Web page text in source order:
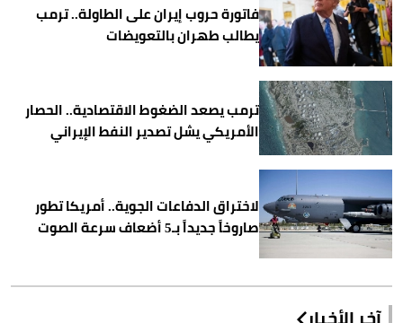
فاتورة حروب إيران على الطاولة.. ترمب
يطالب طهران بالتعويضات
ترمب يصعد الضغوط الاقتصادية.. الحصار
الأمريكي يشل تصدير النفط الإيراني
لاختراق الدفاعات الجوية.. أمريكا تطور
صاروخاً جديداً بـ5 أضعاف سرعة الصوت